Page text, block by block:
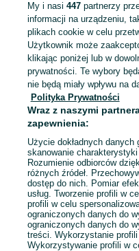
400 zł
Wągrowiec
06 sierpnia 2026
Zobacz też
My i nasi 447partnerzy
informacji na urządzeniu,
plikach cookie w celu
Użytkownik może
klikając poniżej lub w
prywatności. Te wybory
nie będą miały wpływu na
Polityka Prywatności
Wraz z naszymi
zapewnienia:
Użycie dokładnych
skanowanie
Rozumienie odbiorców
różnych źródeł.
dostęp do nich. Pomiar
usług. Tworzenie profili w
profili w celu
ograniczonych danych do
ograniczonych danych do
treści. Wykorzystanie
Wykorzystywanie profili w